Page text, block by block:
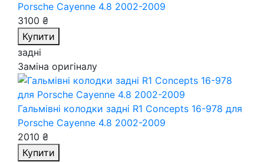
Porsche Cayenne 4.8 2002-2009
3100 ₴
Купити
задні
Заміна оригіналу
Гальмівні колодки задні R1 Concepts 16-978 для
Porsche Cayenne 4.8 2002-2009
2010 ₴
Купити